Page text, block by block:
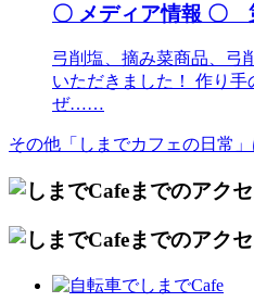
〇 メディア情報 〇
弓削塩、摘み菜商品、弓
いただきました！ 作り手
ぜ……
その他 「しまでカフェの日常」